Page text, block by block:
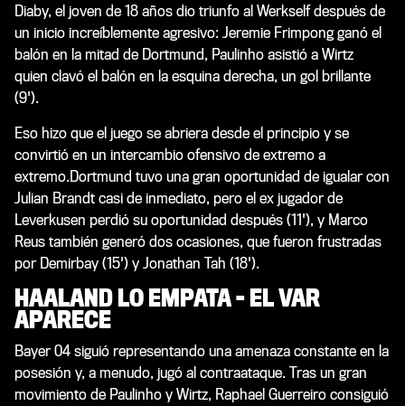
Diaby, el joven de 18 años dio triunfo al Werkself después de
un inicio increíblemente agresivo: Jeremie Frimpong ganó el
balón en la mitad de Dortmund, Paulinho asistió a Wirtz
quien clavó el balón en la esquina derecha, un gol brillante
(9').
Eso hizo que el juego se abriera desde el principio y se
convirtió en un intercambio ofensivo de extremo a
extremo.Dortmund tuvo una gran oportunidad de igualar con
Julian Brandt casi de inmediato, pero el ex jugador de
Leverkusen perdió su oportunidad después (11'), y Marco
Reus también generó dos ocasiones, que fueron frustradas
por Demirbay (15') y Jonathan Tah (18').
HAALAND LO EMPATA - EL VAR
APARECE
Bayer 04 siguió representando una amenaza constante en la
posesión y, a menudo, jugó al contraataque. Tras un gran
movimiento de Paulinho y Wirtz, Raphael Guerreiro consiguió